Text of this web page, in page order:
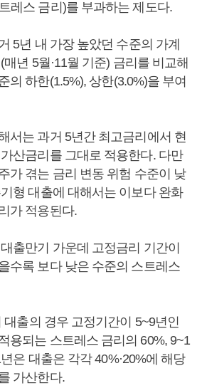
레스 금리)를 부과하는 제도다.
5년 내 가장 높았던 수준의 가계
년 5월·11월 기준) 금리를 비교해
의 하한(1.5%), 상한(3.0%)을 부여
서는 과거 5년간 최고금리에서 현
산금리를 그대로 적용한다. 다만
가 겪는 금리 변동 위험 수준이 낮
형 대출에 대해서는 이보다 완화
가 적용된다.
출만기 가운데 고정금리 기간이
수록 보다 낮은 수준의 스트레스
대출의 경우 고정기간이 5~9년인
용되는 스트레스 금리의 60%, 9~1
은 대출은 각각 40%·20%에 해당
가산한다.